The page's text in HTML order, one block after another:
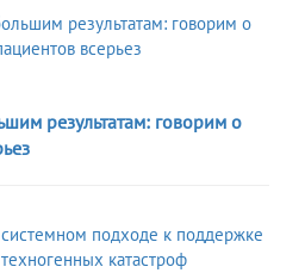
результатам: говорим о